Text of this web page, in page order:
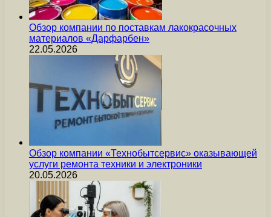
Обзор компании по поставкам лакокрасочных
материалов «Дарфарбен»
22.05.2026
Обзор компании «Технобытсервис» оказывающей
услуги ремонта техники и электроники
20.05.2026